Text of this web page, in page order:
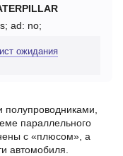
ad: no;
ожидания
полупроводниками,
параллельного
с «плюсом», а
автомобиля.